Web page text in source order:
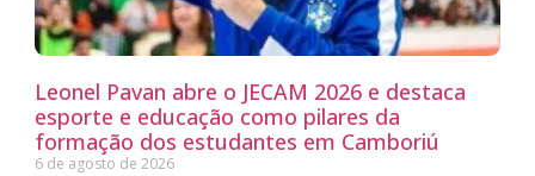
Leonel Pavan abre o JECAM 2026 e destaca
esporte e educação como pilares da
formação dos estudantes em Camboriú
6 de agosto de 2026